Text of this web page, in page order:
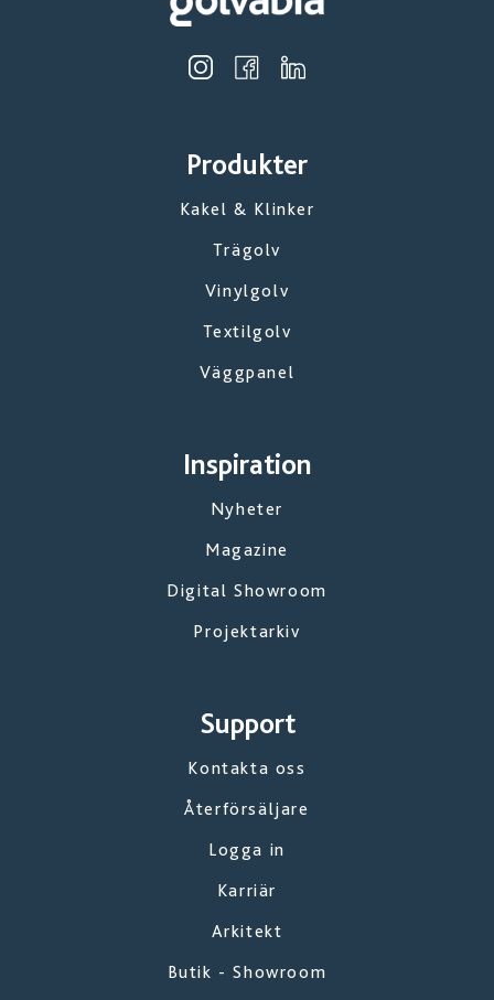
Produkter
Kakel & Klinker
Trägolv
Vinylgolv
Textilgolv
Väggpanel
Inspiration
Nyheter
Magazine
Digital Showroom
Projektarkiv
Support
Kontakta oss
Återförsäljare
Logga in
Karriär
Arkitekt
Butik - Showroom